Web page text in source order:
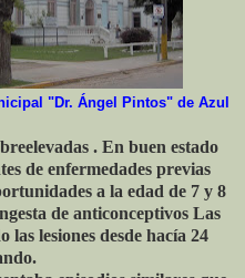
"Dr. Ángel Pintos" de Azul
. En buen estado
de enfermedades previas
a la edad de 7 y 8
de anticonceptivos Las
las lesiones desde hacía 24